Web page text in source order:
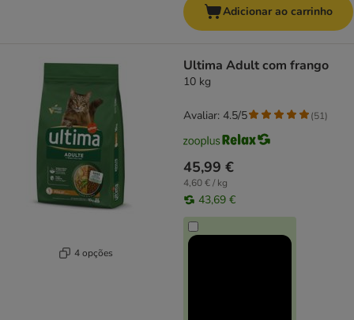
Adicionar ao carrinho
4 opções
Ultima Adult com frango
10 kg
45,99 €
4,60 € / kg
43,69 €
Avaliar: 4.5/5 (51)